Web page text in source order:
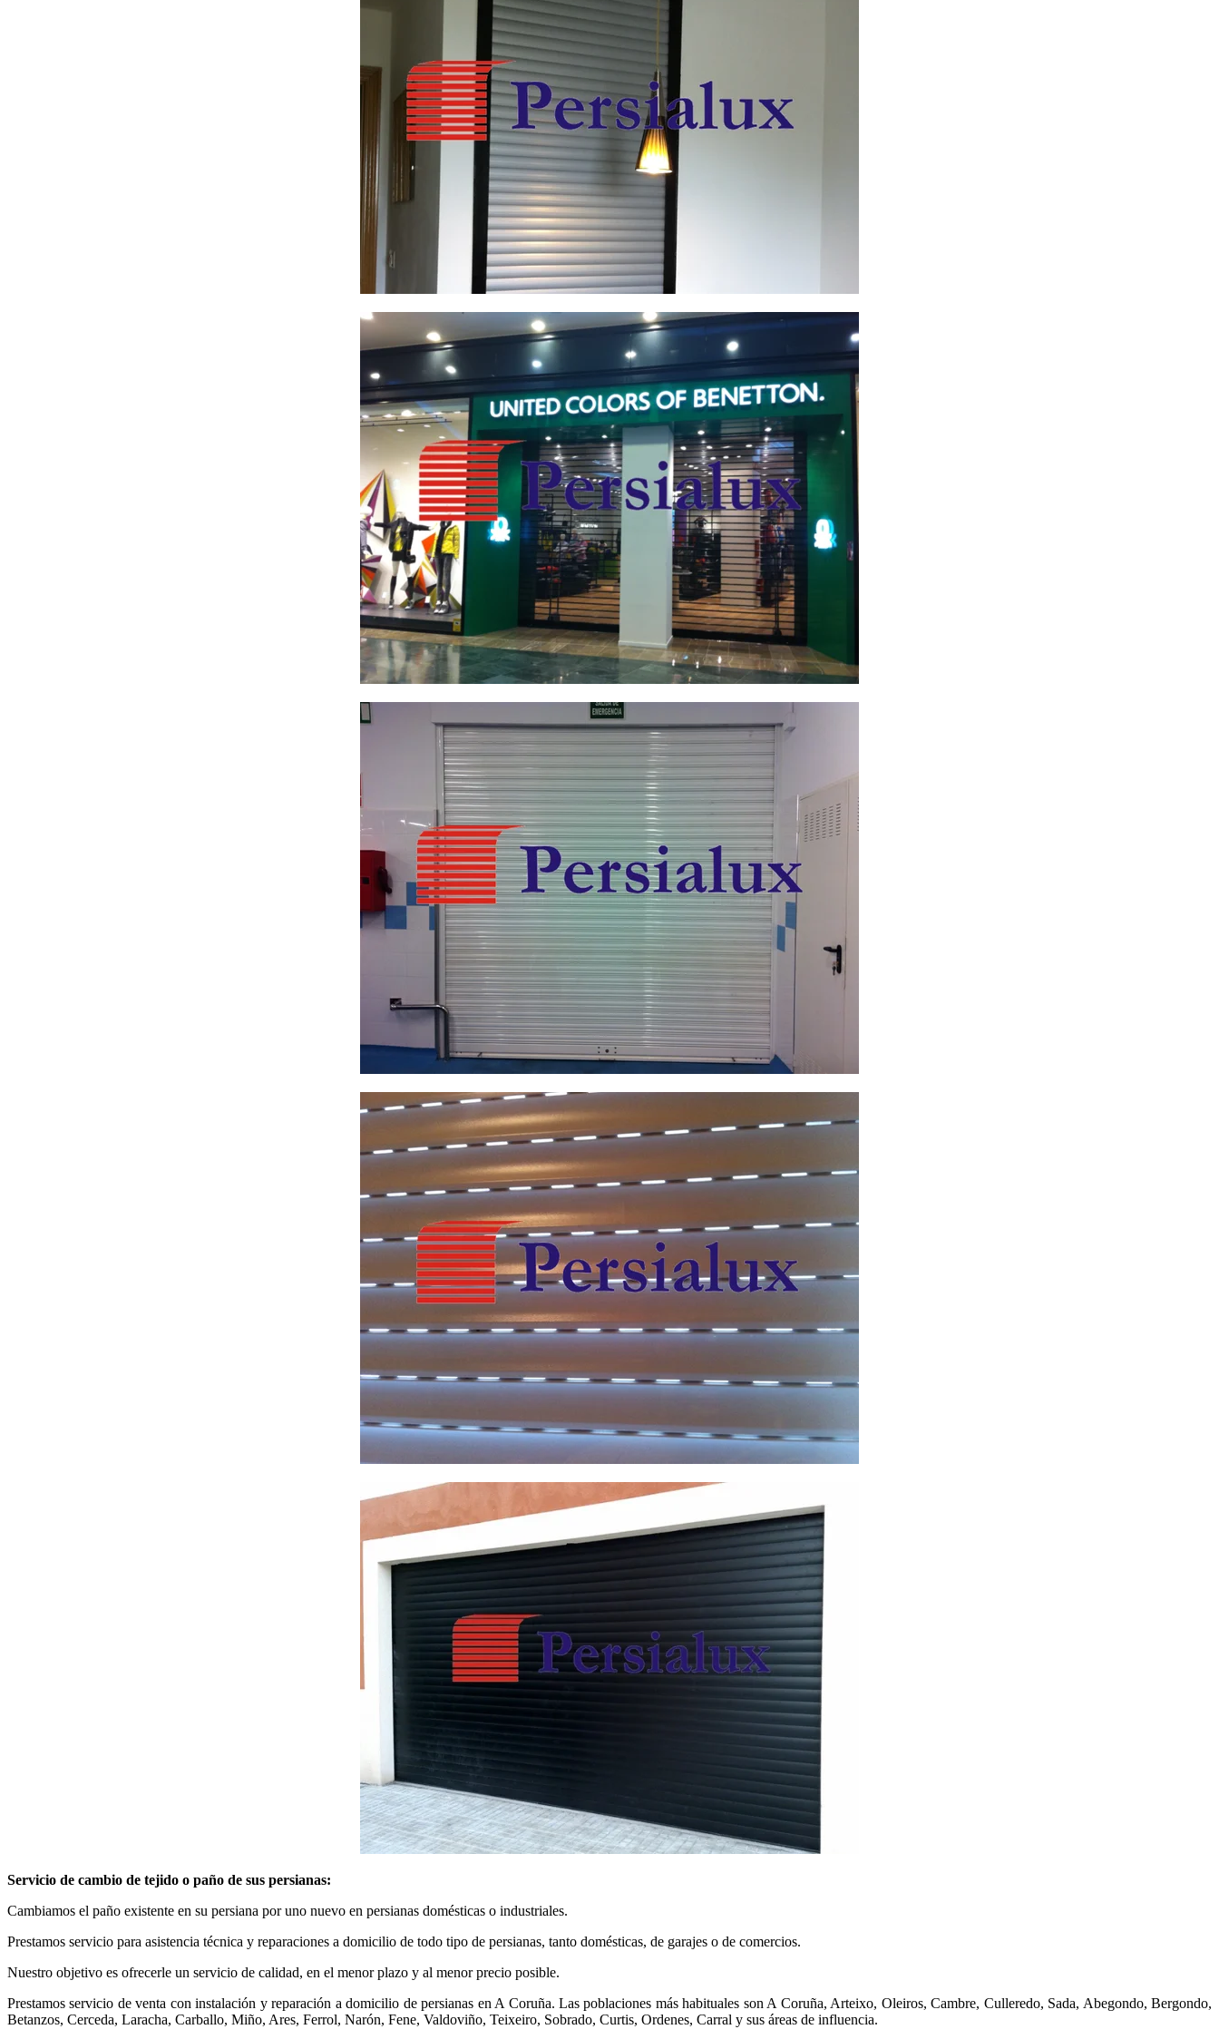
Servicio de cambio de tejido o paño de sus persianas:
Cambiamos el paño existente en su persiana por uno nuevo en persianas domésticas o industriales.
Prestamos servicio para asistencia técnica y reparaciones a domicilio de todo tipo de persianas, tanto domésticas, de garajes o de comercios.
Nuestro objetivo es ofrecerle un servicio de calidad, en el menor plazo y al menor precio posible.
Prestamos servicio de venta con instalación y reparación a domicilio de persianas en A Coruña. Las poblaciones más habituales son A Coruña, Arteixo, Oleiros, Cambre, Culleredo, Sada, Abegondo, Bergondo,
Betanzos, Cerceda, Laracha, Carballo, Miño, Ares, Ferrol, Narón, Fene, Valdoviño, Teixeiro, Sobrado, Curtis, Ordenes, Carral y sus áreas de influencia.